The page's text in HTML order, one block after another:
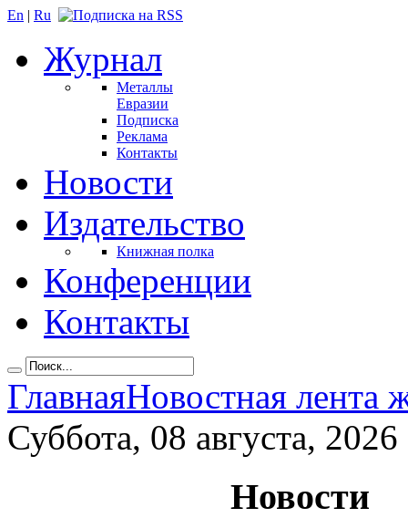
En | Ru
Журнал
Металлы
Евразии
Подписка
Реклама
Контакты
Новости
Издательство
Книжная полка
Конференции
Контакты
ГлавнаяНовостная лента
Суббота, 08 августа, 2026
Новости